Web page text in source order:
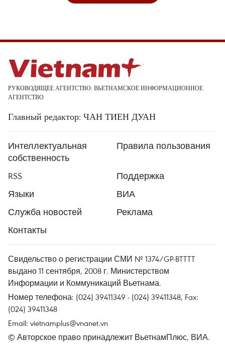
РУКОВОДЯЩЕЕ АГЕНТСТВО: ВЬЕТНАМСКОЕ ИНФОРМАЦИОННОЕ
АГЕНТСТВО
Главный редактор: ЧАН ТИЕН ДУАН
Интеллектуальная
собственность
Правила пользования
RSS
Поддержка
Языки
ВИА
Служба новостей
Реклама
Контакты
Свидельство о регистрации СМИ № 1374/GP-BTTTT
выдано 11 сентября, 2008 г. Министерством
Информации и Коммуникаций Вьетнама.
Номер телефона: (024) 39411349 - (024) 39411348, Fax:
(024) 39411348
Email: vietnamplus@vnanet.vn
© Авторское право принадлежит ВьетнамПлюс, ВИА.